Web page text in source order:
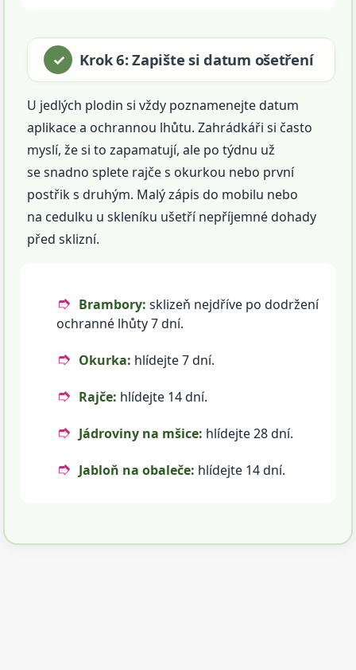
Krok 6: Zapište si datum ošetření
U jedlých plodin si vždy poznamenejte datum
aplikace a ochrannou lhůtu. Zahrádkáři si často
myslí, že si to zapamatují, ale po týdnu už
se snadno splete rajče s okurkou nebo první
postřik s druhým. Malý zápis do mobilu nebo
na cedulku u skleníku ušetří nepříjemné dohady
před sklizní.
Brambory: sklizeň nejdříve po dodržení
ochranné lhůty 7 dní.
Okurka: hlídejte 7 dní.
Rajče: hlídejte 14 dní.
Jádroviny na mšice: hlídejte 28 dní.
Jabloň na obaleče: hlídejte 14 dní.